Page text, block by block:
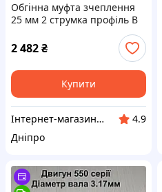
Обгінна муфта зчеплення
25 мм 2 струмка профіль В
2 482₴
Купити
Інтернет-магазин "Сад і Дача"
4.9
Дніпро